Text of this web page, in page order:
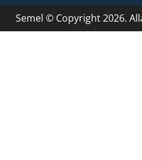
Semel © Copyright 2026.